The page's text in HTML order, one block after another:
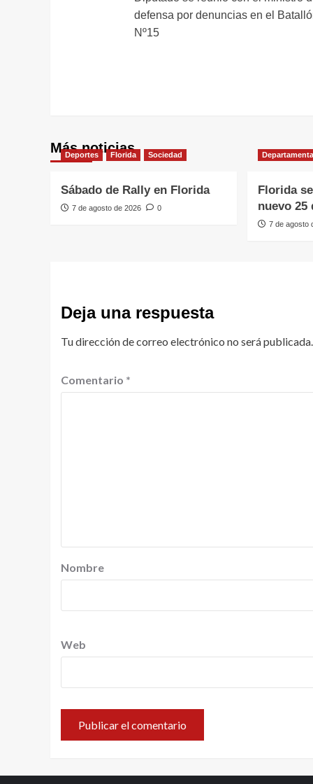
de
entradas
defensa por denuncias en el
Nº15
Más noticias
Deportes Florida Sociedad
Sábado de Rally en Florida
7 de agosto de 2026 0
Florida
nuevo 25
7 de agosto
Deja una respuesta
Tu dirección de correo electrónico no será publicada.
Comentario *
Nombre
Web